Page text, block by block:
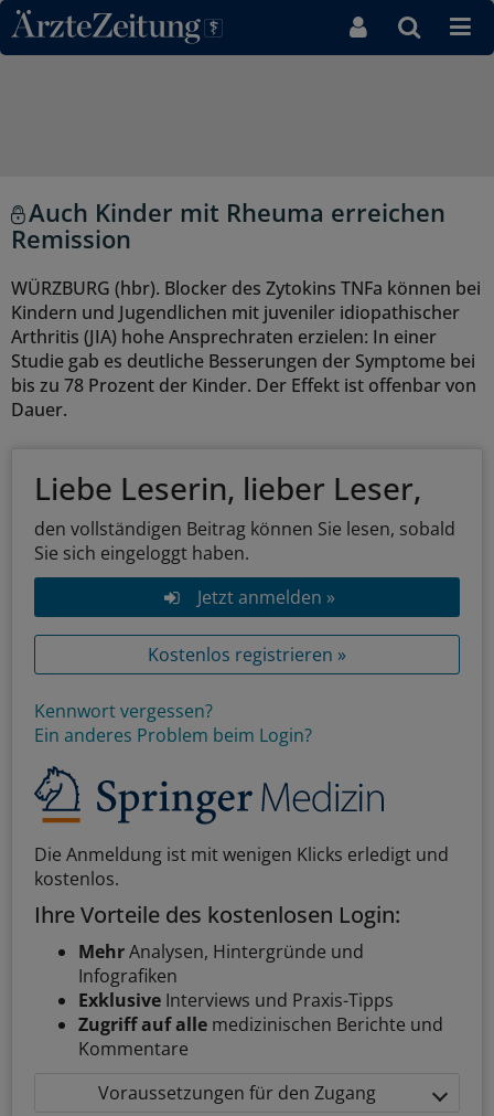
Direkt zum Inhaltsbereich
Auch Kinder mit Rheuma erreichen
Remission
WÜRZBURG (hbr). Blocker des Zytokins TNFa können bei
Kindern und Jugendlichen mit juveniler idiopathischer
Arthritis (JIA) hohe Ansprechraten erzielen: In einer
Studie gab es deutliche Besserungen der Symptome bei
bis zu 78 Prozent der Kinder. Der Effekt ist offenbar von
Dauer.
Liebe Leserin, lieber Leser,
den vollständigen Beitrag können Sie lesen, sobald
Sie sich eingeloggt haben.
Jetzt anmelden »
Kostenlos registrieren »
Kennwort vergessen?
Ein anderes Problem beim Login?
Die Anmeldung ist mit wenigen Klicks erledigt und
kostenlos.
Ihre Vorteile des kostenlosen Login:
MehrAnalysen, Hintergründe und
Infografiken
Exklusive Interviews und Praxis-Tipps
Zugriff auf alle medizinischen Berichte und
Kommentare
Voraussetzungen für den Zugang